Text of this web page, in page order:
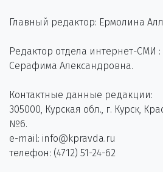
Главный редактор: Ермолина
Редактор отдела интернет-СМИ
Серафима Александровна.
Контактные данные редакции:
305000, Курская обл., г. Курск,
№6.
e-mail: info@kpravda.ru
телефон: (4712) 51-24-62